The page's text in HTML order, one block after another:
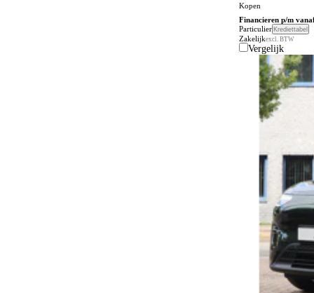
Kopen
Financieren p/m
ParticulierKrediettabel
Zakelijkexcl. BTW
Vergelijk